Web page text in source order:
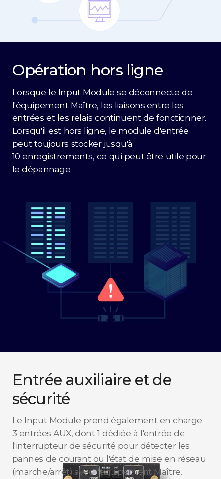
Opération hors ligne
Lorsque le Input Module se déconnecte de
l'équipement Maître, les liaisons entre les
entrées et les relais continuent de fonctionner.
Lorsqu'il est hors ligne, le module d'entrée
peut toujours stocker jusqu'à
10 enregistrements, ce qui peut être utile pour
le dépannage.
Entrée auxiliaire et de
sécurité
Le Input Module prend également en charge
3 entrées AUX, dont 1 dédiée à l'entrée de
l'interrupteur de sécurité pour détecter les
pannes de courant ou l'état de mise en réseau
(marche/arrêt) avec l'équipement Maître.